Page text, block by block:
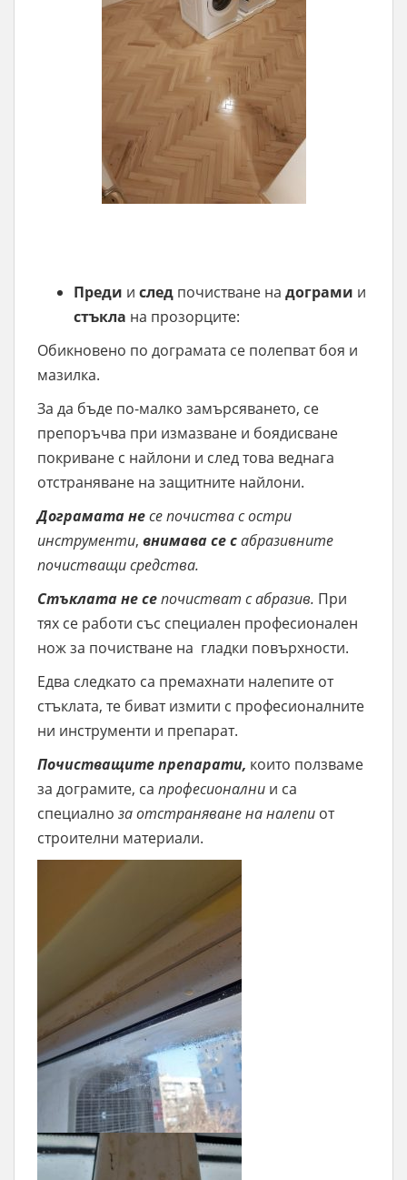
Преди и след почистване на дограми и
стъкла на прозорците:
Обикновено по дограмата се полепват боя и
мазилка.
За да бъде по-малко замърсяването, се
препоръчва при измазване и боядисване
покриване с найлони и след това веднага
отстраняване на защитните найлони.
Дограматанесе почиства с остри
инструменти, внимава се сабразивните
почистващи средства.
Стъклатане сепочистват с абразив. При
тях се работи със специален професионален
нож за почистване на гладки повърхности.
Едва следкато са премахнати налепите от
стъклата, те биват измити с професионалните
ни инструменти и препарат.
Почистващите препарати, които ползваме
за дограмите, са професионални и са
специално за отстраняване на налепи от
строителни материали.